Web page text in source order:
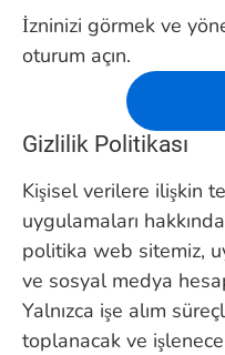
İzninizi görmek ve
oturum açın.
Gizlilik Politikası
Kişisel verilere ilişkin
uygulamaları
politika web sitemiz,
ve sosyal medya
Yalnızca işe alım
toplanacak ve